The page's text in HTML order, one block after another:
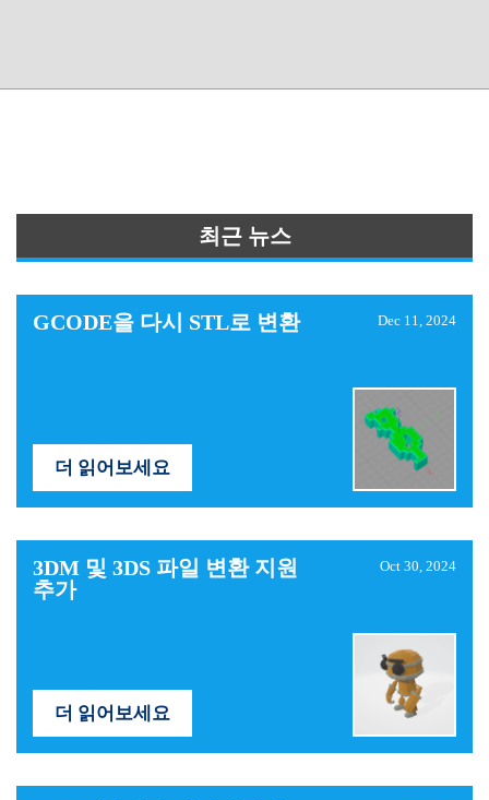
최근 뉴스
GCODE을 다시 STL로 변환 Dec 11, 2024
더 읽어보세요
3DM 및 3DS 파일 변환 지원
추가
Oct 30, 2024
더 읽어보세요